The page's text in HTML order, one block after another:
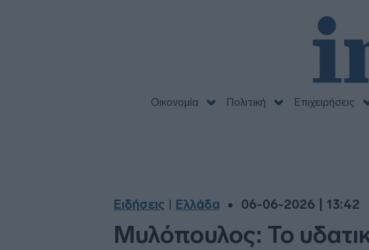
Οικονομία Πολιτική Επιχειρήσεις
Ειδήσεις Ελλάδα 06-06-2026 | 13:42
Μυλόπουλος: Το